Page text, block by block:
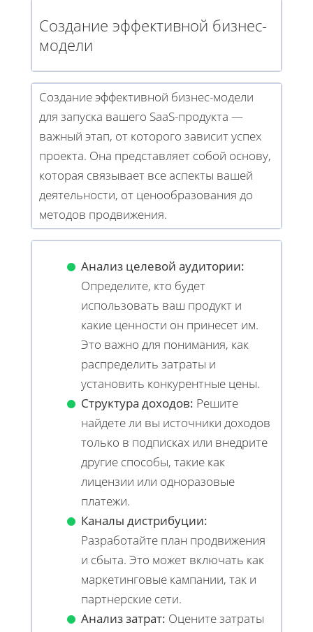
Создание эффективной бизнес-
модели
Создание эффективной бизнес-модели
для запуска вашего SaaS-продукта —
важный этап, от которого зависит успех
проекта. Она представляет собой основу,
которая связывает все аспекты вашей
деятельности, от ценообразования до
методов продвижения.
Анализ целевой аудитории:
Определите, кто будет
использовать ваш продукт и
какие ценности он принесет им.
Это важно для понимания, как
распределить затраты и
установить конкурентные цены.
Структура доходов: Решите
найдете ли вы источники доходов
только в подписках или внедрите
другие способы, такие как
лицензии или одноразовые
платежи.
Каналы дистрибуции:
Разработайте план продвижения
и сбыта. Это может включать как
маркетинговые кампании, так и
партнерские сети.
Анализ затрат: Оцените затраты